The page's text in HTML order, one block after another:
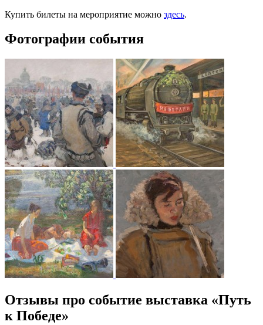
Купить билеты на мероприятие можно здесь.
Фотографии события
Отзывы про событие выставка «Путь
к Победе»